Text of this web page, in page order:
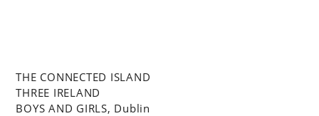
THE CONNECTED ISLAND
THREE IRELAND
BOYS AND GIRLS, Dublin